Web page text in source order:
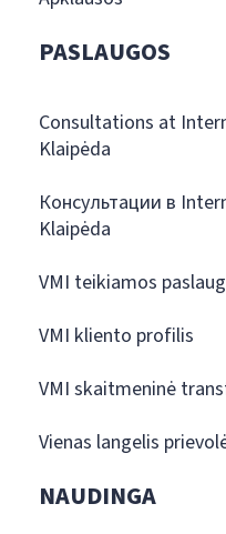
PASLAUGOS
Consultations at
Klaipėda
Консультации в
Klaipėda
VMI teikiamos
VMI kliento profilis
VMI skaitmeninė
Vienas langelis
NAUDINGA